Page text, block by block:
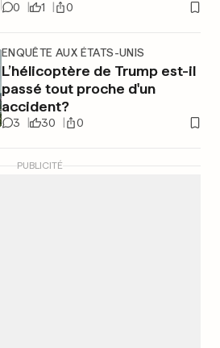
0 1 0
ENQUÊTE AUX ÉTATS-UNIS
L’hélicoptère de Trump est-il
passé tout proche d'un
accident?
3 30 0
PUBLICITÉ